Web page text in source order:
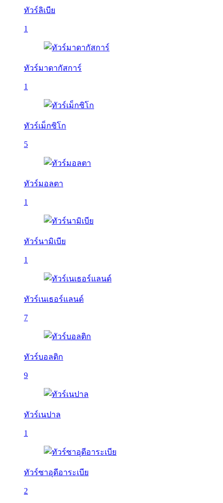
ทัวร์ลิเบีย
1
ทัวร์มาดากัสการ์
1
ทัวร์เม็กซิโก
5
ทัวร์มอลตา
1
ทัวร์นามิเบีย
1
ทัวร์เนเธอร์แลนด์
7
ทัวร์บอลติก
9
ทัวร์เนปาล
1
ทัวร์ซาอุดีอาระเบีย
2